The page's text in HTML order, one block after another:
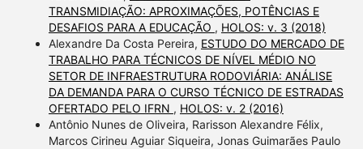
TRANSMIDIAÇÃO: APROXIMAÇÕES, POTÊNCIAS E
DESAFIOS PARA A EDUCAÇÃO , HOLOS: v. 3 (2018)
Alexandre Da Costa Pereira, ESTUDO DO MERCADO DE
TRABALHO PARA TÉCNICOS DE NÍVEL MÉDIO NO
SETOR DE INFRAESTRUTURA RODOVIÁRIA: ANÁLISE
DA DEMANDA PARA O CURSO TÉCNICO DE ESTRADAS
OFERTADO PELO IFRN , HOLOS: v. 2 (2016)
Antônio Nunes de Oliveira, Rarisson Alexandre Félix,
Marcos Cirineu Aguiar Siqueira, Jonas Guimarães Paulo